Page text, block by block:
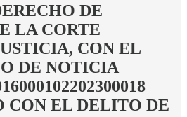
DE
LA CORTE
CON EL
DE NOTICIA
CON EL DELITO DE